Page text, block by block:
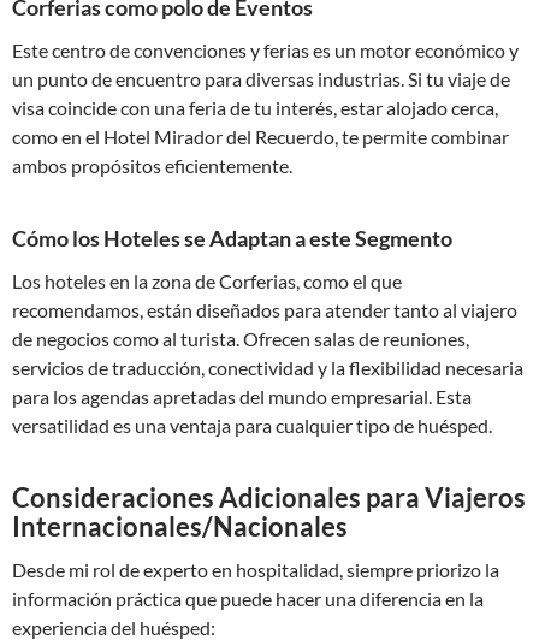
Corferias como polo de Eventos
Este centro de convenciones y ferias es un motor económico y
un punto de encuentro para diversas industrias. Si tu viaje de
visa coincide con una feria de tu interés, estar alojado cerca,
como en el Hotel Mirador del Recuerdo, te permite combinar
ambos propósitos eficientemente.
Cómo los Hoteles se Adaptan a este Segmento
Los hoteles en la zona de Corferias, como el que
recomendamos, están diseñados para atender tanto al viajero
de negocios como al turista. Ofrecen salas de reuniones,
servicios de traducción, conectividad y la flexibilidad necesaria
para los agendas apretadas del mundo empresarial. Esta
versatilidad es una ventaja para cualquier tipo de huésped.
Consideraciones Adicionales para Viajeros
Internacionales/Nacionales
Desde mi rol de experto en hospitalidad, siempre priorizo la
información práctica que puede hacer una diferencia en la
experiencia del huésped: